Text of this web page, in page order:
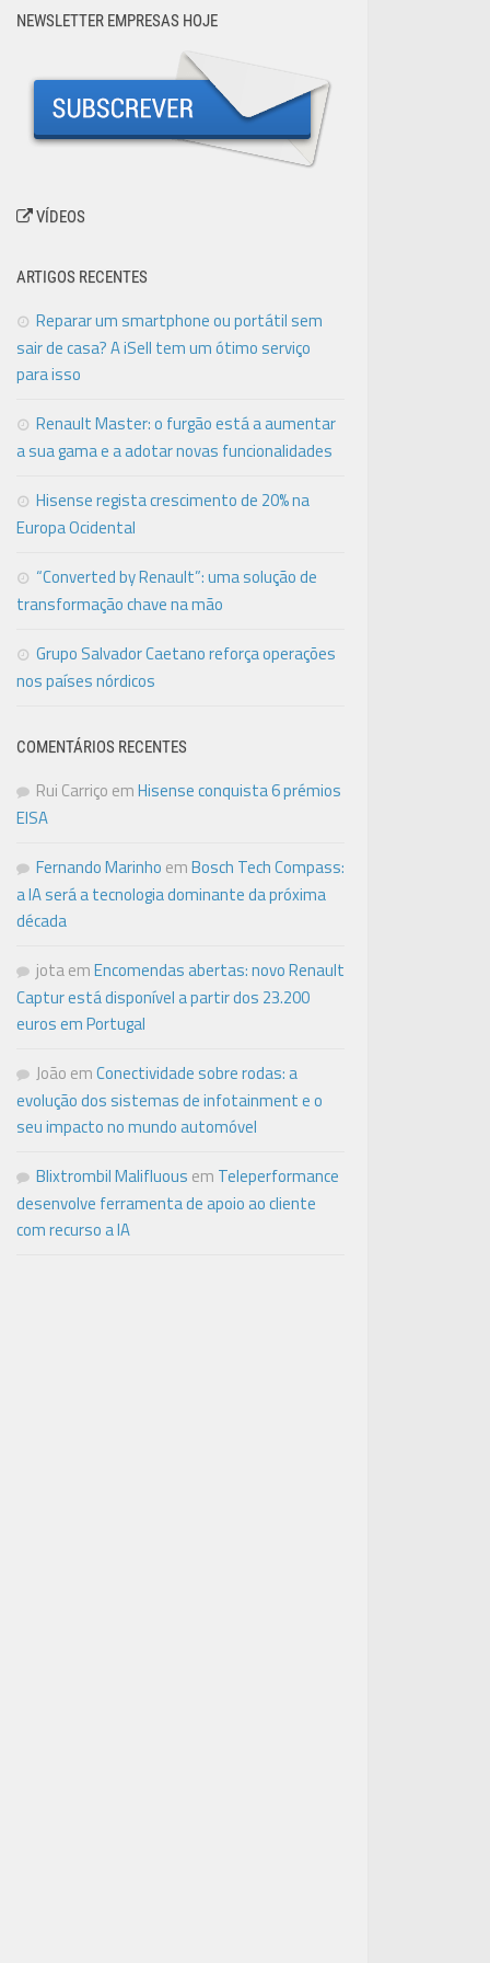
NEWSLETTER EMPRESAS HOJE
VÍDEOS
ARTIGOS RECENTES
Reparar um smartphone ou portátil sem
sair de casa? A iSell tem um ótimo serviço
para isso
Renault Master: o furgão está a aumentar
a sua gama e a adotar novas funcionalidades
Hisense regista crescimento de 20% na
Europa Ocidental
“Converted by Renault”: uma solução de
transformação chave na mão
Grupo Salvador Caetano reforça operações
nos países nórdicos
COMENTÁRIOS RECENTES
Rui Carriço emHisense conquista 6 prémios
EISA
Fernando Marinho emBosch Tech Compass:
a IA será a tecnologia dominante da próxima
década
jotaemEncomendas abertas: novo Renault
Captur está disponível a partir dos 23.200
euros em Portugal
João emConectividade sobre rodas: a
evolução dos sistemas de infotainment e o
seu impacto no mundo automóvel
Blixtrombil Malifluous em Teleperformance
desenvolve ferramenta de apoio ao cliente
com recurso a IA